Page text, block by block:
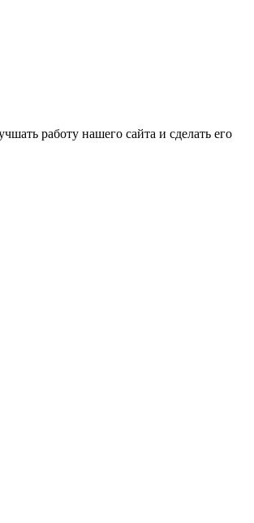
работу нашего сайта и сделать его